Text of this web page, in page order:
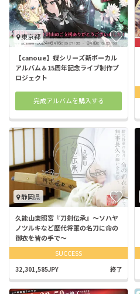
東京都
【canoue】蝶シリーズ新ボーカル
アルバム＆15周年記念ライブ制作プ
ロジェクト
完成アルバムを購入する
静岡県
久能山東照宮『刀剣伝承』～ソハヤ
ノツルキなど歴代将軍の名刀に命の
御衣を皆の手で～
SUCCESS
32,301,585JPY 終了